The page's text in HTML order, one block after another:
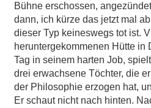
Bühne erschossen,
dann, ich kürze das jetzt mal
dieser Typ keineswegs tot ist.
heruntergekommenen Hütte in
Tag in seinem harten Job,
drei erwachsene Töchter, die
der Philosophie erzogen hat,
Er schaut nicht nach hinten.